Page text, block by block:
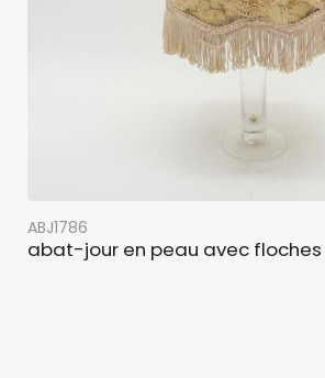
ABJ1786
abat-jour en peau avec floches